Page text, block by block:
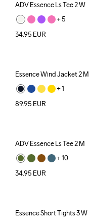
ADV Essence Ls Tee 2 W
+ 5
34.95 EUR
New
Essence Wind Jacket 2 M
+ 1
89.95 EUR
ADV Essence Ls Tee 2 M
+ 10
34.95 EUR
New
Essence Short Tights 3 W